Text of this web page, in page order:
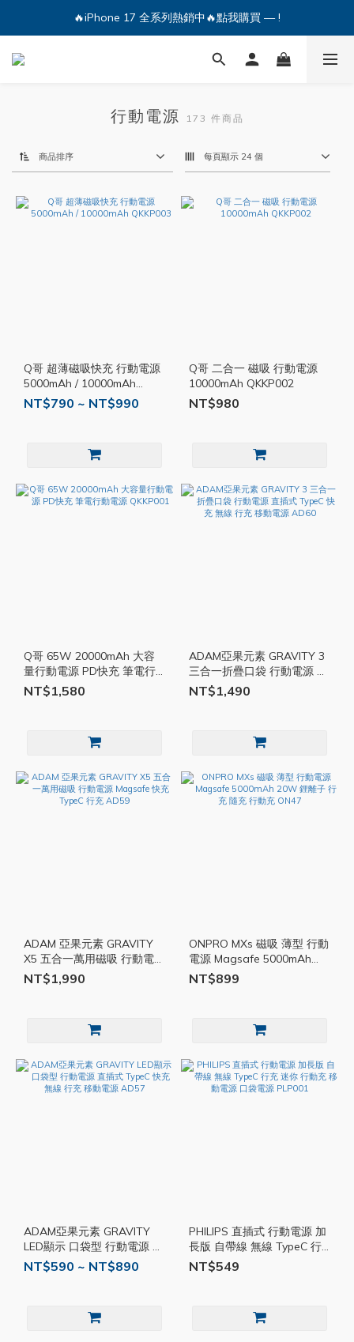
🔥iPhone 17 全系列熱銷中🔥點我購買 — !
🔥iPhone 17 全系列熱銷中🔥點我購買 — !
💕加入Q哥 Line 新好友領優惠券！🎫
行動電源 173 件商品
商品排序 每頁顯示 24 個
Q哥 超薄磁吸快充 行動電源
5000mAh / 10000mAh
QKKP003
NT$790 ~ NT$990
Q哥 二合一 磁吸 行動電源
10000mAh QKKP002
NT$980
Q哥 65W 20000mAh 大容
量行動電源 PD快充 筆電行
動電源 QKKP001
NT$1,580
ADAM亞果元素 GRAVITY 3
三合一折疊口袋 行動電源 直
插式 TypeC 快充 無線 行充
移動電源 AD60
NT$1,490
ADAM 亞果元素 GRAVITY
X5 五合一萬用磁吸 行動電源
Magsafe 快充 TypeC 行充
AD59
NT$1,990
ONPRO MXs 磁吸 薄型 行動
電源 Magsafe 5000mAh
20W 鋰離子 行充 隨充 行動
充 ON47
NT$899
ADAM亞果元素 GRAVITY
LED顯示 口袋型 行動電源 直
插式 TypeC 快充 無線 行充
移動電源 AD57
NT$590 ~ NT$890
PHILIPS 直插式 行動電源 加
長版 自帶線 無線 TypeC 行
充 迷你 行動充 移動電源 口
袋電源 PLP001
NT$549